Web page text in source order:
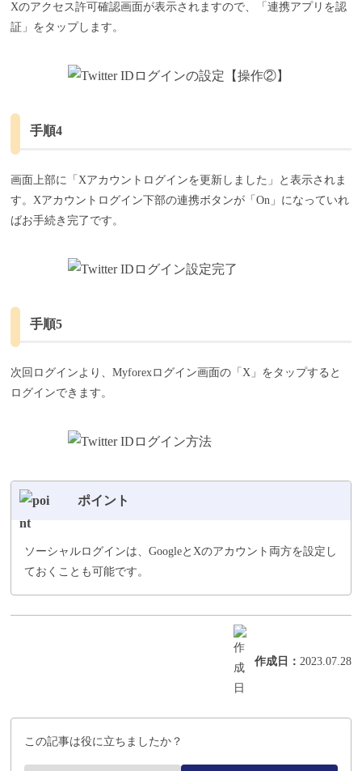
Xのアクセス許可確認画面が表示されますので、「連携アプリを認
証」をタップします。
手順4
画面上部に「Xアカウントログインを更新しました」と表示されま
す。Xアカウントログイン下部の連携ボタンが「On」になっていれ
ばお手続き完了です。
手順5
次回ログインより、Myforexログイン画面の「X」をタップすると
ログインできます。
ポイント
ソーシャルログインは、GoogleとXのアカウント両方を設定し
ておくことも可能です。
作成日 ： 2023.07.28
この記事は役に立ちましたか？